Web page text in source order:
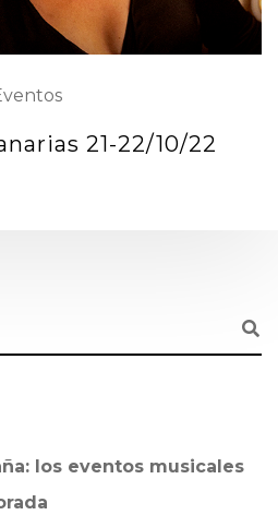
21-22/10/22
los eventos musicales